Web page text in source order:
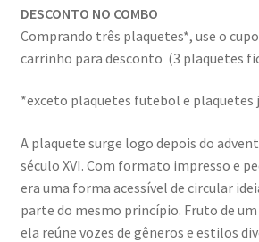
DESCONTO NO COMBO
Comprando três plaquetes*, use o
carrinho para desconto (3 plaquetes
*exceto plaquetes futebol e plaquetes
A plaquete surge logo depois do
século XVI. Com formato impresso e
era uma forma acessível de circular
parte do mesmo princípio. Fruto de
ela reúne vozes de gêneros e estilos